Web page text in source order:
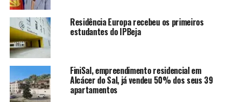
Residência Europa recebeu os primeiros
estudantes do IPBeja
FiniSal, empreendimento residencial em
Alcácer do Sal, já vendeu 50% dos seus 39
apartamentos